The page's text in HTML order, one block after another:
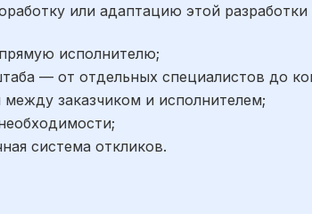
или адаптацию этой
исполнителю;
— от отдельных специалистов до
заказчиком и исполнителем;
система откликов.